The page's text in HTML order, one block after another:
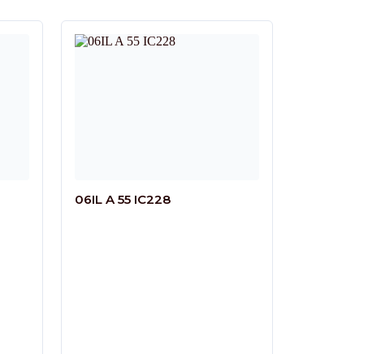
06IL A 55 IC228